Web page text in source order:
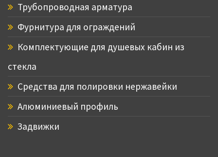
Трубопроводная арматура
Фурнитура для ограждений
Комплектующие для душевых кабин из
стекла
Средства для полировки нержавейки
Алюминиевый профиль
Задвижки